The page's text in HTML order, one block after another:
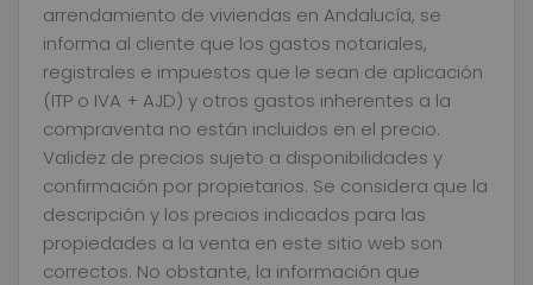
arrendamiento de viviendas en Andalucía, se
informa al cliente que los gastos notariales,
registrales e impuestos que le sean de aplicación
(ITP o IVA + AJD) y otros gastos inherentes a la
compraventa no están incluidos en el precio.
Validez de precios sujeto a disponibilidades y
confirmación por propietarios. Se considera que la
descripción y los precios indicados para las
propiedades a la venta en este sitio web son
correctos. No obstante, la información que